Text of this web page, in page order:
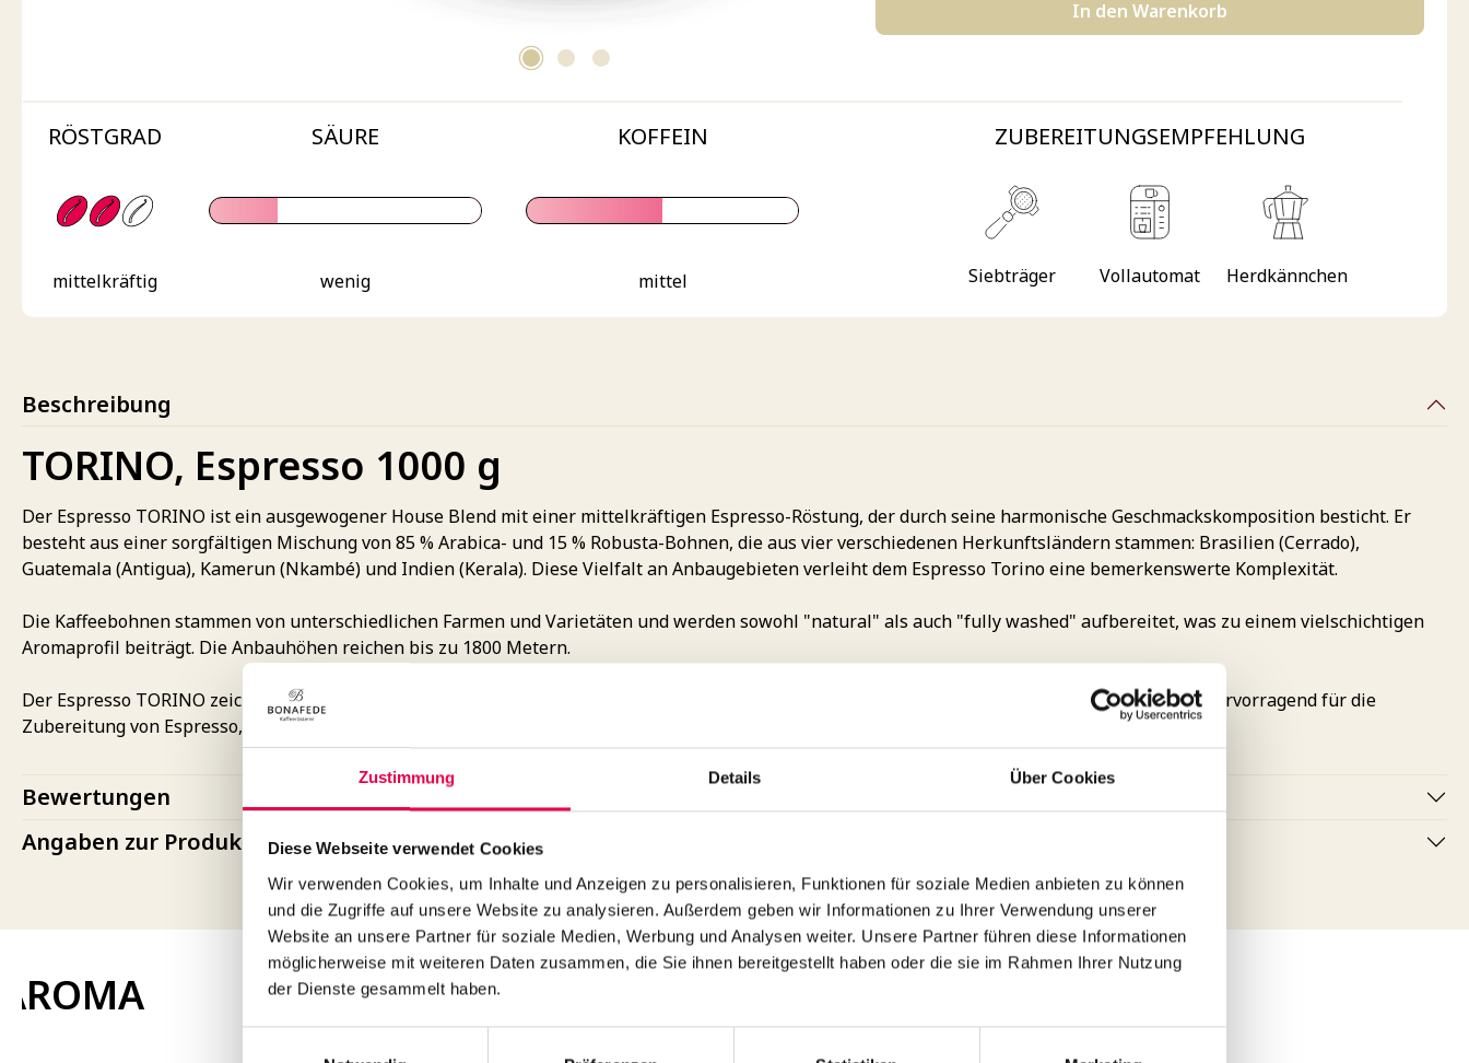
Zustimmung Details Über Cookies
Diese Webseite verwendet Cookies
Wir verwenden Cookies, um Inhalte und Anzeigen zu personalisieren, Funktionen für soziale Medien anbieten zu können
und die Zugriffe auf unsere Website zu analysieren. Außerdem geben wir Informationen zu Ihrer Verwendung unserer
Website an unsere Partner für soziale Medien, Werbung und Analysen weiter. Unsere Partner führen diese Informationen
möglicherweise mit weiteren Daten zusammen, die Sie ihnen bereitgestellt haben oder die sie im Rahmen Ihrer Nutzung
der Dienste gesammelt haben.
In den Warenkorb
RÖSTGRAD
mittelkräftig
SÄURE
wenig
KOFFEIN
mittel
ZUBEREITUNGSEMPFEHLUNG
Siebträger Vollautomat Herdkännchen
Beschreibung
TORINO, Espresso 1000 g
Der Espresso TORINO ist ein ausgewogener House Blend mit einer mittelkräftigen Espresso-Röstung, der durch seine harmonische Geschmackskomposition besticht. Er
besteht aus einer sorgfältigen Mischung von 85 % Arabica- und 15 % Robusta-Bohnen, die aus vier verschiedenen Herkunftsländern stammen: Brasilien (Cerrado),
Guatemala (Antigua), Kamerun (Nkambé) und Indien (Kerala). Diese Vielfalt an Anbaugebieten verleiht dem Espresso Torino eine bemerkenswerte Komplexität.
Die Kaffeebohnen stammen von unterschiedlichen Farmen und Varietäten und werden sowohl "natural" als auch "fully washed" aufbereitet, was zu einem vielschichtigen
Aromaprofil beiträgt. Die Anbauhöhen reichen bis zu 1800 Metern.
Der Espresso TORINO zeichnet sich durch feine schokoladige Noten, eine angenehme mittlere Stärke und eine leichte Säure aus. Er eignet sich hervorragend für die
Zubereitung von Espresso, Cappuccino und Latte Macchiato und bietet ein vielseitiges und genussvolles Geschmackserlebnis.
Bewertungen
Angaben zur Produktsicherheit (GPSR)
AROMA